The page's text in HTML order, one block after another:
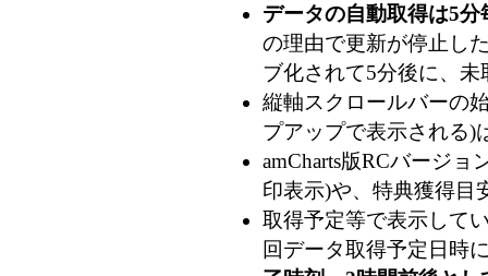
データの自動取得は5分
の理由で更新が停止し
ブ化されて5分後に、
縦軸スクロールバーの
プアップで表示される)
amCharts版RCバージ
印表示)や、特典獲得目
取得予定等で表示して
回データ取得予定日時